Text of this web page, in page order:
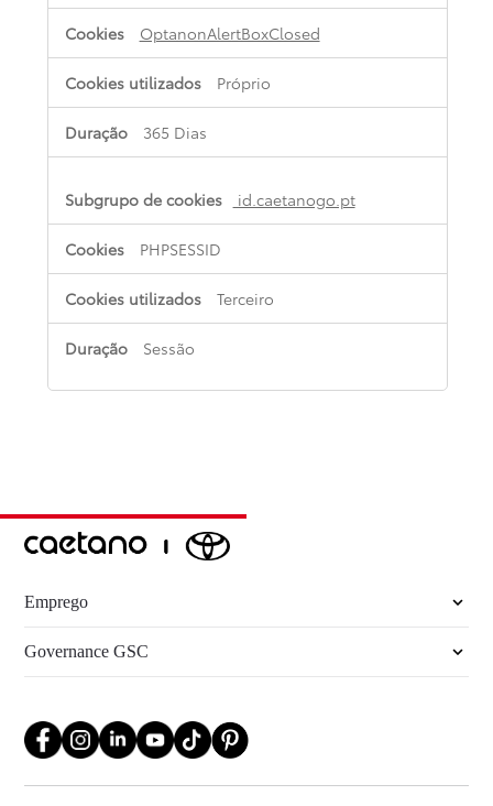
OptanonAlertBoxClosed
Próprio
365 Dias
id.caetanogo.pt
PHPSESSID
Terceiro
Sessão
Emprego
Governance GSC